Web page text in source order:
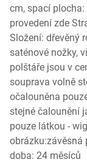
cm, spací
provedení zde
Složení: dřevěný
saténové nožky,
polštáře jsou v
souprava volně
očalouněna
stejné čalounění
pouze látkou -
obrázku:závěsná
doba: 24 měsíců